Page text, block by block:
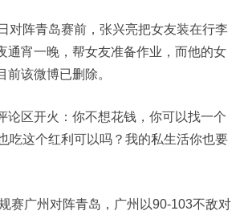
对阵青岛赛前，张兴亮把女友装在行李
通宵一晚，帮女友准备作业，而他的女
前该微博已删除。
论区开火：你不想花钱，你可以找一个
吃这个红利可以吗？我的私生活你也要
赛广州对阵青岛，广州以90-103不敌对